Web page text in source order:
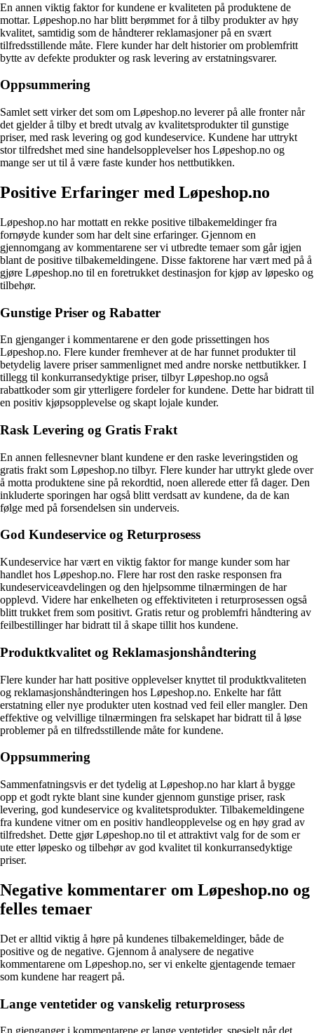
En annen viktig faktor for kundene er kvaliteten på produktene de
mottar. Løpeshop.no har blitt berømmet for å tilby produkter av høy
kvalitet, samtidig som de håndterer reklamasjoner på en svært
tilfredsstillende måte. Flere kunder har delt historier om problemfritt
bytte av defekte produkter og rask levering av erstatningsvarer.
Oppsummering
Samlet sett virker det som om Løpeshop.no leverer på alle fronter når
det gjelder å tilby et bredt utvalg av kvalitetsprodukter til gunstige
priser, med rask levering og god kundeservice. Kundene har uttrykt
stor tilfredshet med sine handelsopplevelser hos Løpeshop.no og
mange ser ut til å være faste kunder hos nettbutikken.
Positive Erfaringer med Løpeshop.no
Løpeshop.no har mottatt en rekke positive tilbakemeldinger fra
fornøyde kunder som har delt sine erfaringer. Gjennom en
gjennomgang av kommentarene ser vi utbredte temaer som går igjen
blant de positive tilbakemeldingene. Disse faktorene har vært med på å
gjøre Løpeshop.no til en foretrukket destinasjon for kjøp av løpesko og
tilbehør.
Gunstige Priser og Rabatter
En gjenganger i kommentarene er den gode prissettingen hos
Løpeshop.no. Flere kunder fremhever at de har funnet produkter til
betydelig lavere priser sammenlignet med andre norske nettbutikker. I
tillegg til konkurransedyktige priser, tilbyr Løpeshop.no også
rabattkoder som gir ytterligere fordeler for kundene. Dette har bidratt til
en positiv kjøpsopplevelse og skapt lojale kunder.
Rask Levering og Gratis Frakt
En annen fellesnevner blant kundene er den raske leveringstiden og
gratis frakt som Løpeshop.no tilbyr. Flere kunder har uttrykt glede over
å motta produktene sine på rekordtid, noen allerede etter få dager. Den
inkluderte sporingen har også blitt verdsatt av kundene, da de kan
følge med på forsendelsen sin underveis.
God Kundeservice og Returprosess
Kundeservice har vært en viktig faktor for mange kunder som har
handlet hos Løpeshop.no. Flere har rost den raske responsen fra
kundeserviceavdelingen og den hjelpsomme tilnærmingen de har
opplevd. Videre har enkelheten og effektiviteten i returprosessen også
blitt trukket frem som positivt. Gratis retur og problemfri håndtering av
feilbestillinger har bidratt til å skape tillit hos kundene.
Produktkvalitet og Reklamasjonshåndtering
Flere kunder har hatt positive opplevelser knyttet til produktkvaliteten
og reklamasjonshåndteringen hos Løpeshop.no. Enkelte har fått
erstatning eller nye produkter uten kostnad ved feil eller mangler. Den
effektive og velvillige tilnærmingen fra selskapet har bidratt til å løse
problemer på en tilfredsstillende måte for kundene.
Oppsummering
Sammenfatningsvis er det tydelig at Løpeshop.no har klart å bygge
opp et godt rykte blant sine kunder gjennom gunstige priser, rask
levering, god kundeservice og kvalitetsprodukter. Tilbakemeldingene
fra kundene vitner om en positiv handleopplevelse og en høy grad av
tilfredshet. Dette gjør Løpeshop.no til et attraktivt valg for de som er
ute etter løpesko og tilbehør av god kvalitet til konkurransedyktige
priser.
Negative kommentarer om Løpeshop.no og
felles temaer
Det er alltid viktig å høre på kundenes tilbakemeldinger, både de
positive og de negative. Gjennom å analysere de negative
kommentarene om Løpeshop.no, ser vi enkelte gjentagende temaer
som kundene har reagert på.
Lange ventetider og vanskelig returprosess